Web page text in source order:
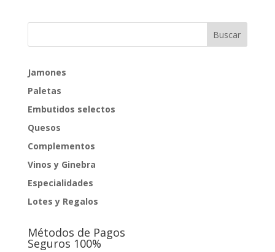
era:
es:
Jamones
Paletas
Embutidos selectos
Quesos
Complementos
Vinos y Ginebra
Especialidades
Lotes y Regalos
Métodos de Pagos
Seguros 100%